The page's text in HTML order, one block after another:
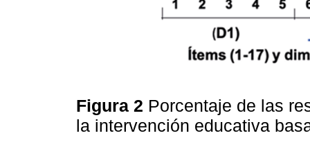
Figura 2 Porcentaje de las
la intervención educativa